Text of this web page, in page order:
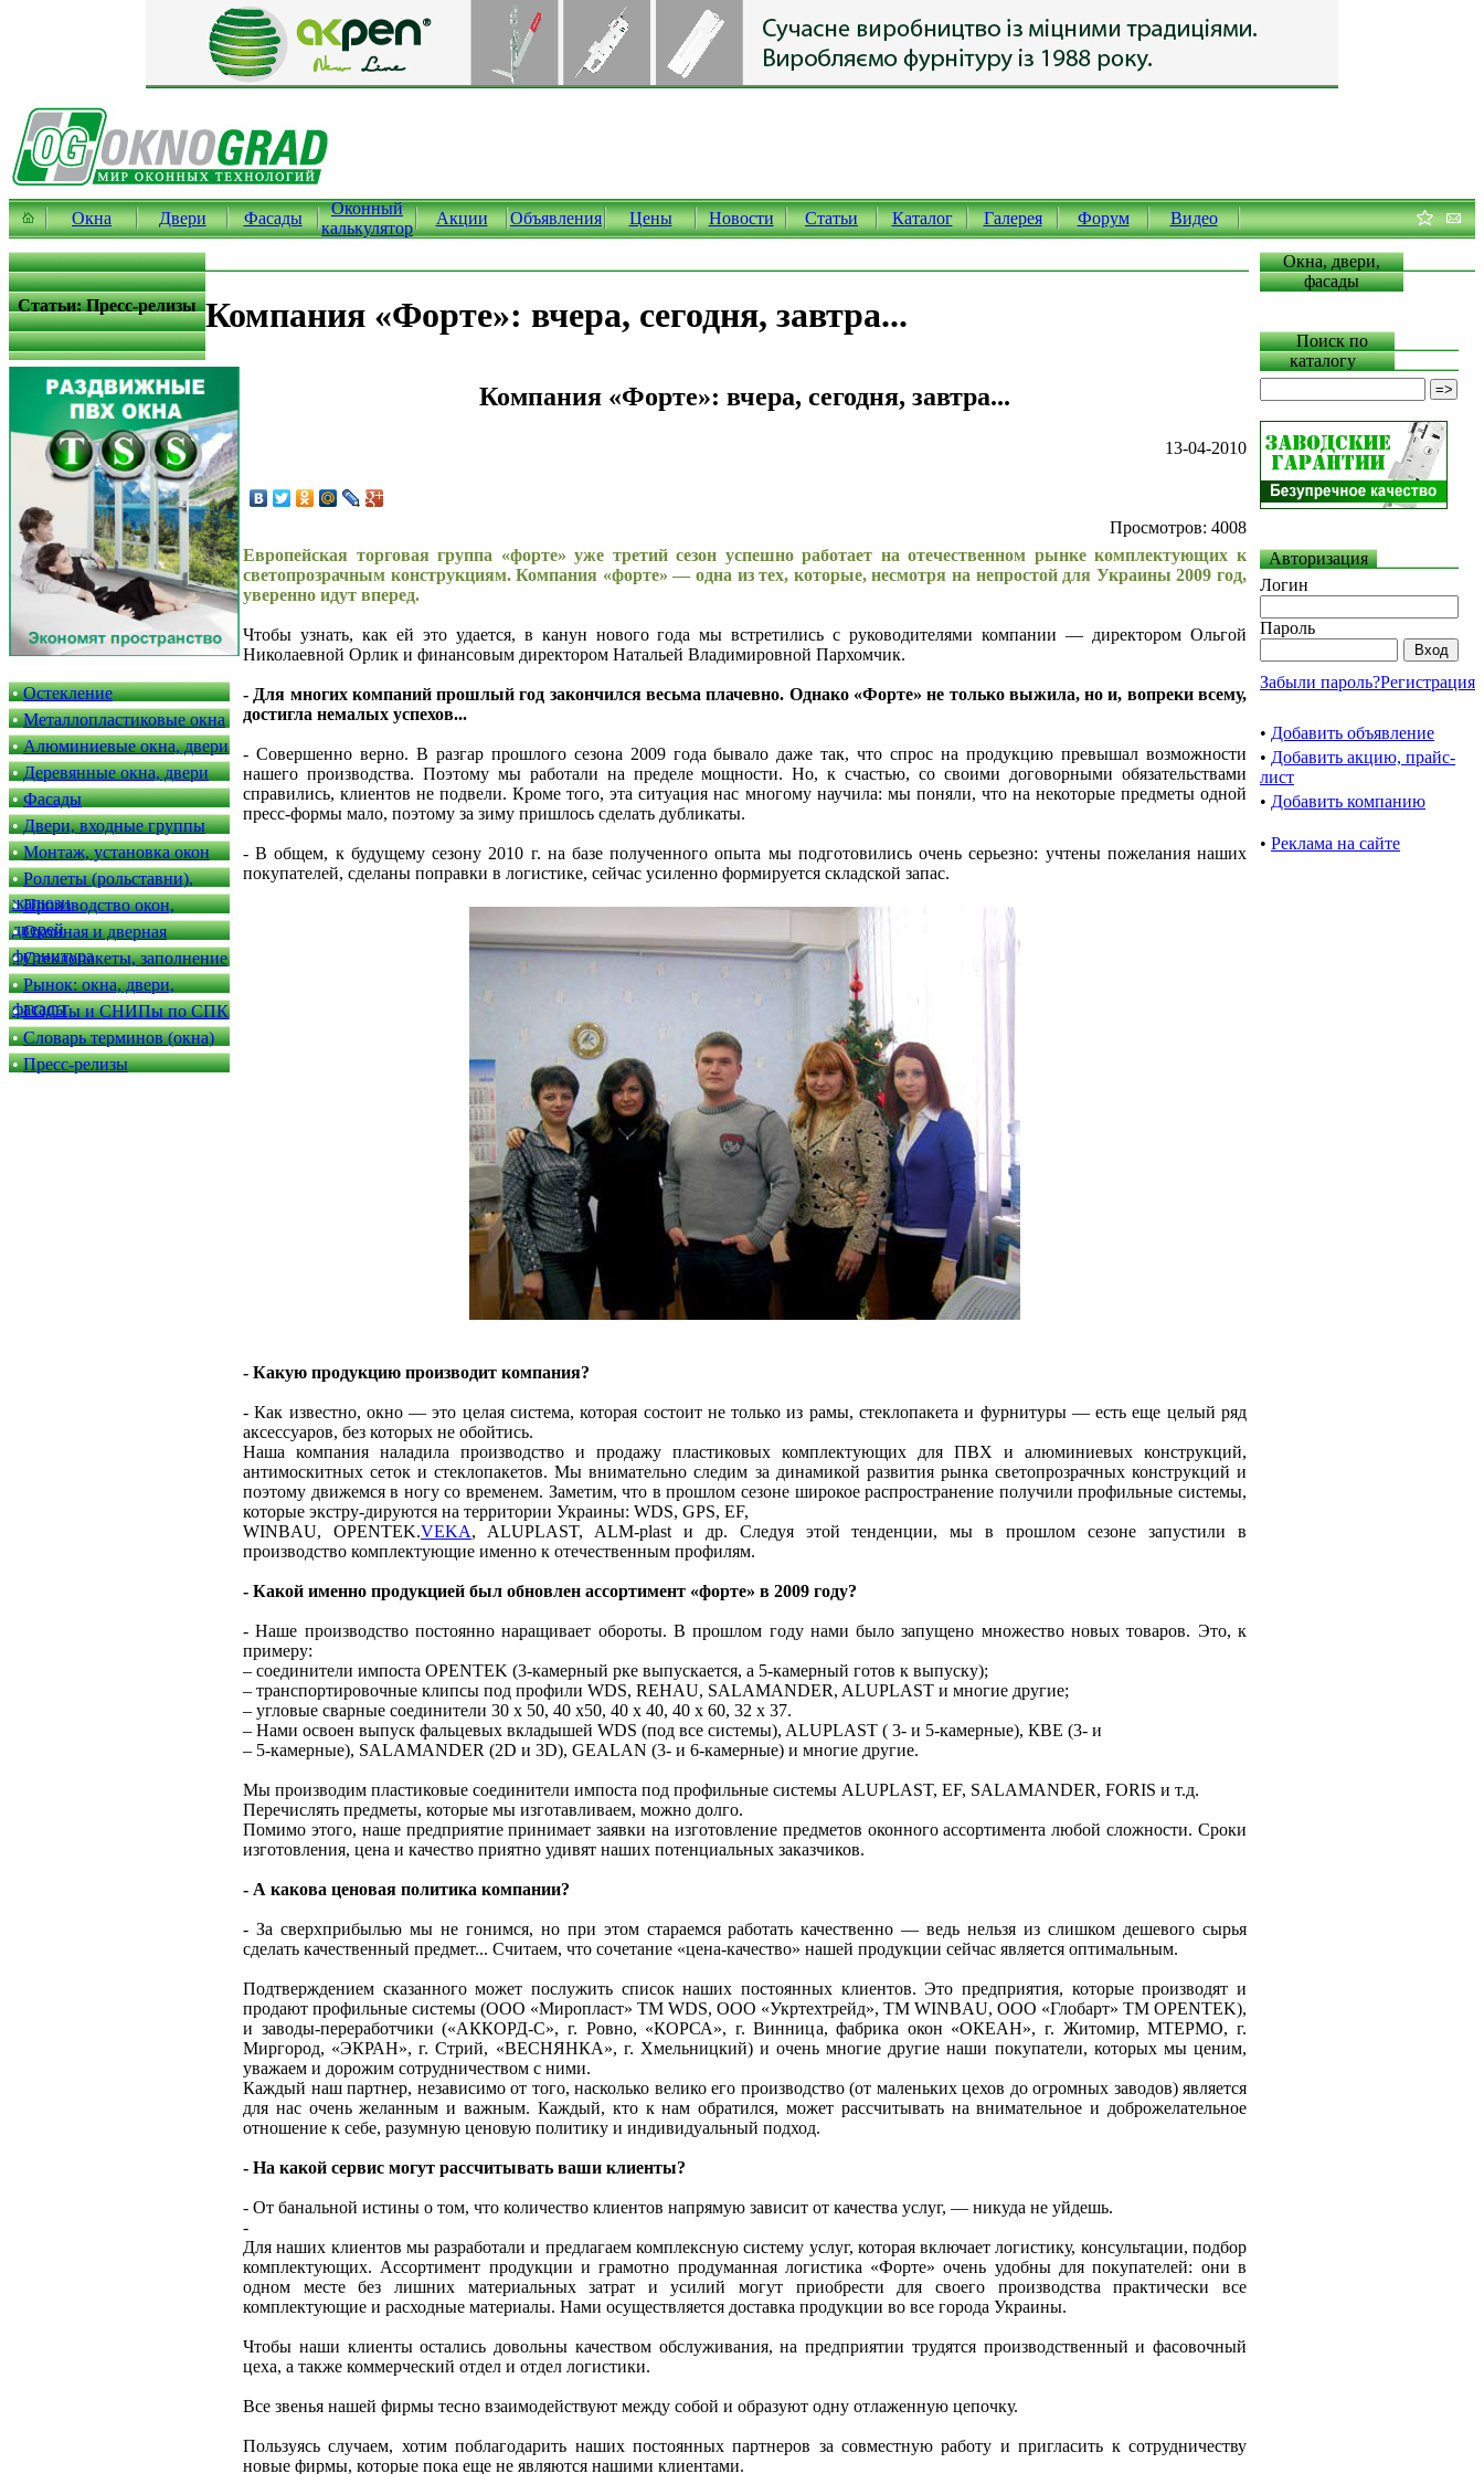
Окна Двери Фасады
Оконный
калькулятор
Акции Объявления Цены Новости Статьи Каталог Галерея Форум Видео
Статьи: Пресс-релизы Компания «Форте»: вчера, сегодня, завтра...
•Остекление
•Металлопластиковые окна
•Алюминиевые окна, двери
•Деревянные окна, двери
•Фасады
•Двери, входные группы
•Монтаж, установка окон
•Роллеты (рольставни),
жалюзи
•Производство окон,
дверей
•Оконная и дверная
фурнитура
•Стеклопакеты, заполнение
•Рынок: окна, двери,
фасады
•ГОСТы и СНИПы по СПК
•Словарь терминов (окна)
•Пресс-релизы
Компания «Форте»: вчера, сегодня, завтра...
13-04-2010
Просмотров: 4008
Европейская торговая группа «форте» уже третий сезон успешно работает на отечественном рынке комплектующих к
светопрозрачным конструкциям. Компания «форте» — одна из тех, которые, несмотря на непростой для Украины 2009 год,
уверенно идут вперед.
Чтобы узнать, как ей это удается, в канун нового года мы встретились с руководителями компании — директором Ольгой
Николаевной Орлик и финансовым директором Натальей Владимировной Пархомчик.
- Для многих компаний прошлый год закончился весьма плачевно. Однако «Форте» не только выжила, но и, вопреки всему,
достигла немалых успехов...
- Совершенно верно. В разгар прошлого сезона 2009 года бывало даже так, что спрос на продукцию превышал возможности
нашего производства. Поэтому мы работали на пределе мощности. Но, к счастью, со своими договорными обязательствами
справились, клиентов не подвели. Кроме того, эта ситуация нас многому научила: мы поняли, что на некоторые предметы одной
пресс-формы мало, поэтому за зиму пришлось сделать дубликаты.
- В общем, к будущему сезону 2010 г. на базе полученного опыта мы подготовились очень серьезно: учтены пожелания наших
покупателей, сделаны поправки в логистике, сейчас усиленно формируется складской запас.
- Какую продукцию производит компания?
- Как известно, окно — это целая система, которая состоит не только из рамы, стеклопакета и фурнитуры — есть еще целый ряд
аксессуаров, без которых не обойтись.
Наша компания наладила производство и продажу пластиковых комплектующих для ПВХ и алюминиевых конструкций,
антимоскитных сеток и стеклопакетов. Мы внимательно следим за динамикой развития рынка светопрозрачных конструкций и
поэтому движемся в ногу со временем. Заметим, что в прошлом сезоне широкое распространение получили профильные системы,
которые экстру-дируются на территории Украины: WDS, GPS, EF,
WINBAU, OPENTEK.VEKA, ALUPLAST, ALM-plast и др. Следуя этой тенденции, мы в прошлом сезоне запустили в
производство комплектующие именно к отечественным профилям.
- Какой именно продукцией был обновлен ассортимент «форте» в 2009 году?
- Наше производство постоянно наращивает обороты. В прошлом году нами было запущено множество новых товаров. Это, к
примеру:
– соединители импоста OPENTEK (3-камерный рке выпускается, а 5-камерный готов к выпуску);
– транспортировочные клипсы под профили WDS, REHAU, SALAMANDER, ALUPLAST и многие другие;
– угловые сварные соединители 30 х 50, 40 х50, 40 х 40, 40 х 60, 32 х 37.
– Нами освоен выпуск фальцевых вкладышей WDS (под все системы), ALUPLAST ( 3- и 5-камерные), КВЕ (3- и
– 5-камерные), SALAMANDER (2D и 3D), GEALAN (3- и 6-камерные) и многие другие.
Мы производим пластиковые соединители импоста под профильные системы ALUPLAST, EF, SALAMANDER, FORIS и т.д.
Перечислять предметы, которые мы изготавливаем, можно долго.
Помимо этого, наше предприятие принимает заявки на изготовление предметов оконного ассортимента любой сложности. Сроки
изготовления, цена и качество приятно удивят наших потенциальных заказчиков.
- А какова ценовая политика компании?
- За сверхприбылью мы не гонимся, но при этом стараемся работать качественно — ведь нельзя из слишком дешевого сырья
сделать качественный предмет... Считаем, что сочетание «цена-качество» нашей продукции сейчас является оптимальным.
Подтверждением сказанного может послужить список наших постоянных клиентов. Это предприятия, которые производят и
продают профильные системы (ООО «Миропласт» ТМ WDS, ООО «Укртехтрейд», ТМ WINBAU, ООО «Глобарт» ТМ OPENTEK),
и заводы-переработчики («АККОРД-С», г. Ровно, «КОРСА», г. Винница, фабрика окон «ОКЕАН», г. Житомир, МТЕРМО, г.
Миргород, «ЭКРАН», г. Стрий, «ВЕСНЯНКА», г. Хмельницкий) и очень многие другие наши покупатели, которых мы ценим,
уважаем и дорожим сотрудничеством с ними.
Каждый наш партнер, независимо от того, насколько велико его производство (от маленьких цехов до огромных заводов) является
для нас очень желанным и важным. Каждый, кто к нам обратился, может рассчитывать на внимательное и доброжелательное
отношение к себе, разумную ценовую политику и индивидуальный подход.
- На какой сервис могут рассчитывать ваши клиенты?
- От банальной истины о том, что количество клиентов напрямую зависит от качества услуг, — никуда не уйдешь.
-
Для наших клиентов мы разработали и предлагаем комплексную систему услуг, которая включает логистику, консультации, подбор
комплектующих. Ассортимент продукции и грамотно продуманная логистика «Форте» очень удобны для покупателей: они в
одном месте без лишних материальных затрат и усилий могут приобрести для своего производства практически все
комплектующие и расходные материалы. Нами осуществляется доставка продукции во все города Украины.
Чтобы наши клиенты остались довольны качеством обслуживания, на предприятии трудятся производственный и фасовочный
цеха, а также коммерческий отдел и отдел логистики.
Все звенья нашей фирмы тесно взаимодействуют между собой и образуют одну отлаженную цепочку.
Пользуясь случаем, хотим поблагодарить наших постоянных партнеров за совместную работу и пригласить к сотрудничеству
новые фирмы, которые пока еще не являются нашими клиентами.
Окна, двери,
фасады
Поиск по
каталогу
Авторизация
Логин
Пароль
Забыли пароль?Регистрация
• Добавить объявление
• Добавить акцию, прайс-
лист
• Добавить компанию
• Реклама на сайте